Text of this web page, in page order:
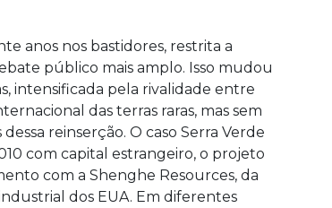
anos nos bastidores, restrita a
público mais amplo. Isso mudou
intensificada pela rivalidade entre
das terras raras, mas sem
reinserção. O caso Serra Verde
com capital estrangeiro, o projeto
com a Shenghe Resources, da
dos EUA. Em diferentes